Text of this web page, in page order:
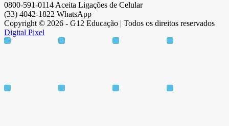
0800-591-0114 Aceita Ligações de Celular
(33) 4042-1822 WhatsApp
Copyright © 2026 - G12 Educação | Todos os direitos reservados
Digital Pixel